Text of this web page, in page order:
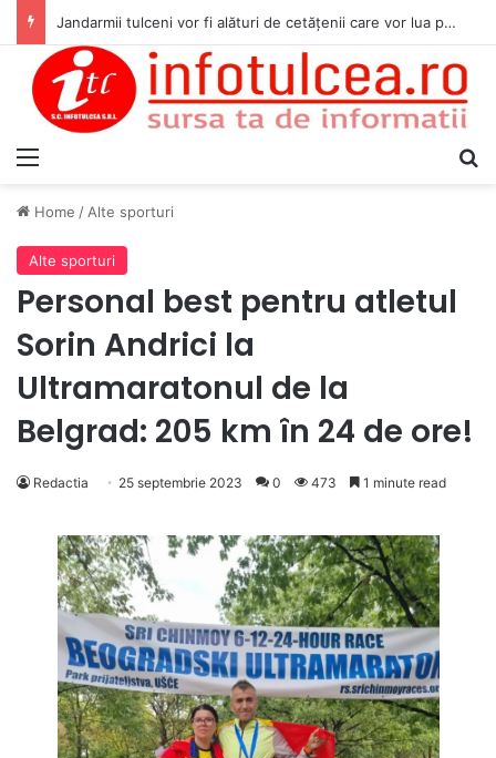
Jandarmii tulceni vor fi alături de cetățenii care vor lua parte la Festivalul Folk Țestos
Home / Alte sporturi
Alte sporturi
Personal best pentru atletul
Sorin Andrici la
Ultramaratonul de la
Belgrad: 205 km în 24 de ore!
Redactia 25 septembrie 2023 0 473 1 minute read